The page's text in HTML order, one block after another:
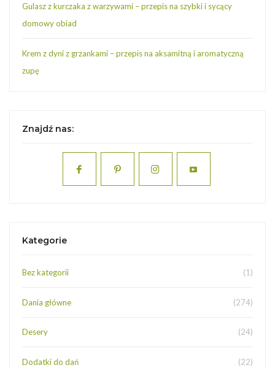
Gulasz z kurczaka z warzywami – przepis na szybki i sycący
domowy obiad
Krem z dyni z grzankami – przepis na aksamitną i aromatyczną
zupę
Znajdź nas:
Kategorie
Bez kategorii (1)
Dania główne (274)
Desery (24)
Dodatki do dań (22)